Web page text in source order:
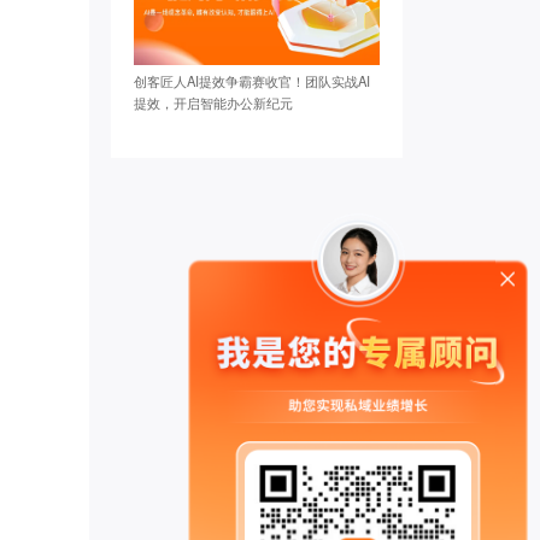
创客匠人AI提效争霸赛收官！团队实战AI
提效，开启智能办公新纪元